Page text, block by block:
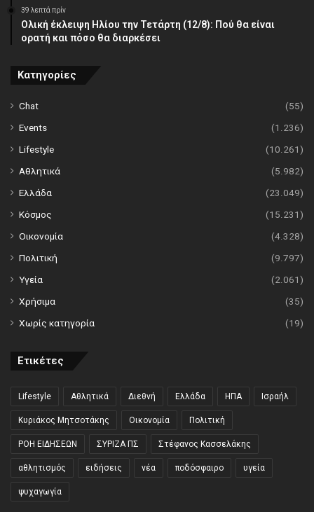
39 λεπτά πρίν
Ολική έκλειψη Ηλίου την Τετάρτη (12/8): Πού θα είναι
ορατή και πόσο θα διαρκέσει
Κατηγορίες
Chat
(55)
Events
(1.236)
Lifestyle
(10.261)
Αθλητικά
(5.982)
Ελλάδα
(23.049)
Κόσμος
(15.231)
Οικονομία
(4.328)
Πολιτική
(9.797)
Υγεία
(2.061)
Χρήσιμα
(35)
Χωρίς κατηγορία
(19)
Ετικέτες
Lifestyle Αθλητικά Διεθνή Ελλάδα ΗΠΑ Ισραήλ
Κυριάκος Μητσοτάκης Οικονομία Πολιτική
ΡΟΗ ΕΙΔΗΣΕΩΝ ΣΥΡΙΖΑ ΠΣ Στέφανος Κασσελάκης
αθλητισμός ειδήσεις νέα ποδόσφαιρο υγεία
ψυχαγωγία